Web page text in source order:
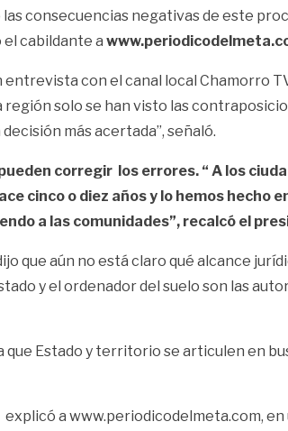
consecuencias negativas de este
cabildante a
con el canal local Chamorro
solo se han visto las
más acertada”, señaló.
corregir los errores. “ A los
cinco o diez años y lo hemos hecho
a las comunidades”, recalcó el
que aún no está claro qué alcance
y el ordenador del suelo son las
Estado y territorio se articulen en
a www.periodicodelmeta.com, en